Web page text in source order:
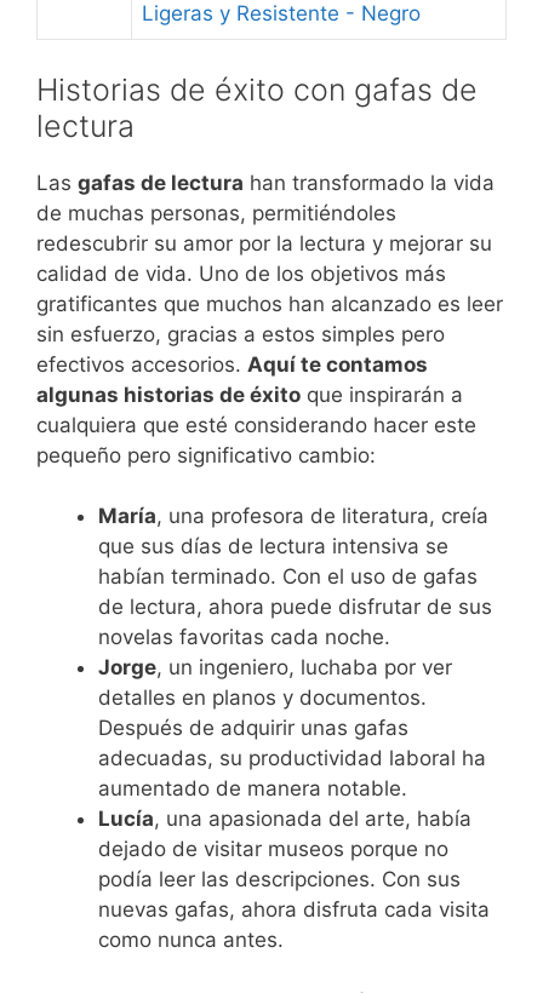
Ligeras y Resistente - Negro
Historias de éxito con gafas de
lectura
Las gafas de lectura han transformado la vida
de muchas personas, permitiéndoles
redescubrir su amor por la lectura y mejorar su
calidad de vida. Uno de los objetivos más
gratificantes que muchos han alcanzado es leer
sin esfuerzo, gracias a estos simples pero
efectivos accesorios. Aquí te contamos
algunas historias de éxito que inspirarán a
cualquiera que esté considerando hacer este
pequeño pero significativo cambio:
María, una profesora de literatura, creía
que sus días de lectura intensiva se
habían terminado. Con el uso de gafas
de lectura, ahora puede disfrutar de sus
novelas favoritas cada noche.
Jorge, un ingeniero, luchaba por ver
detalles en planos y documentos.
Después de adquirir unas gafas
adecuadas, su productividad laboral ha
aumentado de manera notable.
Lucía, una apasionada del arte, había
dejado de visitar museos porque no
podía leer las descripciones. Con sus
nuevas gafas, ahora disfruta cada visita
como nunca antes.